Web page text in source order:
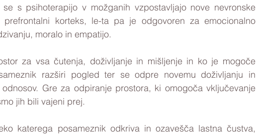
s psihoterapijo v možganih vzpostavljajo nove nevronske
korteks, le-ta pa je odgovoren za emocionalno
moralo in empatijo.
za vsa čutenja, doživljanje in mišljenje in ko je mogoče
razširi pogled ter se odpre novemu doživljanju in
Gre za odpiranje prostora, ki omogoča vključevanje
jih bili vajeni prej.
katerega posameznik odkriva in ozavešča lastna čustva,